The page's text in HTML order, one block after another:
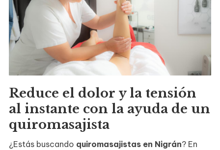
Reduce el dolor y la tensión
al instante con la ayuda de un
quiromasajista
¿Estás buscando quiromasajistas en Nigrán? En